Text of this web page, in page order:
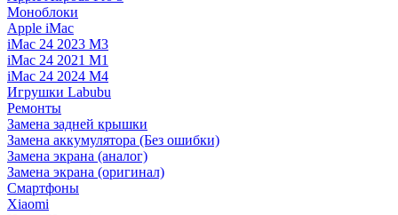
Моноблоки
Apple iMac
iMac 24 2023 M3
iMac 24 2021 M1
iMac 24 2024 M4
Игрушки Labubu
Ремонты
Замена задней крышки
Замена аккумулятора (Без ошибки)
Замена экрана (аналог)
Замена экрана (оригинал)
Смартфоны
Xiaomi